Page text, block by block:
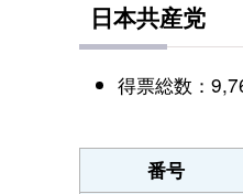
日本共産党
得票総数：
番号